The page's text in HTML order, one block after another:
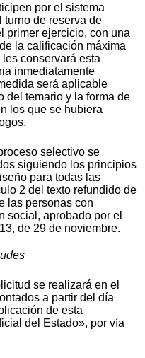
por el sistema
turno de reserva de
primer ejercicio, con una
la calificación máxima
conservará esta
inmediatamente
será aplicable
del temario y la forma de
los que se hubiera
selectivo se
siguiendo los principios
para todas las
2 del texto refundido de
las personas con
social, aprobado por el
de 29 de noviembre.
se realizará en el
a partir del día
de esta
del Estado», por vía